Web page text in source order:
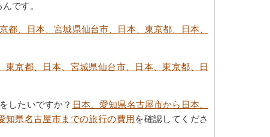
です。
都、日本、宮城県仙台市、日本、東京都、日本、
東京都、日本、宮城県仙台市、日本、東京都、日
したいですか？ 日本、愛知県名古屋市から日本、
県名古屋市までの旅行の費用を確認してくださ